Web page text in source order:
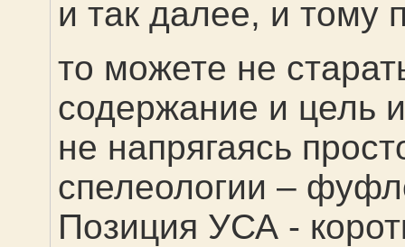
и так далее, и тому
то можете не
содержание и цель
не напрягаясь
спелеологии –
Позиция УСА -